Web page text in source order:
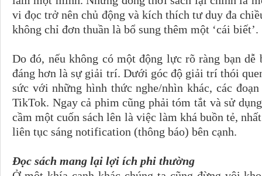
vi đọc trở nên chủ động và kích thích tư duy đa
không chỉ đơn thuần là bổ sung thêm một ‘cái biết’.
Do đó, nếu không có một động lực rõ ràng bạn
đáng hơn là sự giải trí. Dưới góc độ giải trí thói
sức với những hình thức nghe/nhìn khác, các
TikTok. Ngay cả phim cũng phải tóm tắt và sử
cầm một cuốn sách lên là việc làm khá buồn tẻ,
liên tục sáng notification (thông báo) bên cạnh.
Đọc sách mang lại lợi ích phi thường